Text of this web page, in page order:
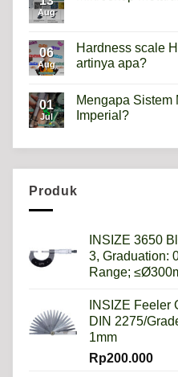
Aug
Mikroskop
Metalurgi
Apa
06
Aug
Hardness scale
artinya apa?
on
Hardness
scale
01
Jul
Mengapa Sistem
Imperial?
Lebih
Produk
INSIZE 3650
3, Graduation:
Range;
INSIZE Feeler
DIN 2275/
1mm
Rp200.000